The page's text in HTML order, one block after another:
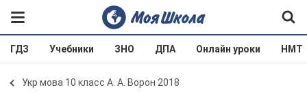
ГДЗ Учебники ЗНО ДПА Онлайн уроки НМТ
Укр мова 10 класс А. А. Ворон 2018